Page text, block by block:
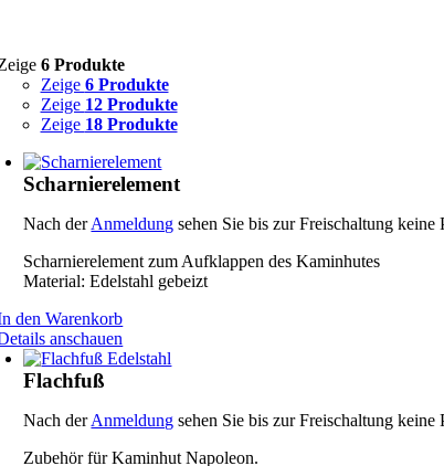
6 Produkte
Zeige 6 Produkte
Zeige 12 Produkte
Zeige 18 Produkte
Scharnierelement
Nach derAnmeldung sehen Sie bis zur Freischaltung keine
Scharnierelement zum Aufklappen des Kaminhutes
Material: Edelstahl gebeizt
den Warenkorb
anschauen
Flachfuß
Nach derAnmeldung sehen Sie bis zur Freischaltung keine
Zubehör für Kaminhut Napoleon.